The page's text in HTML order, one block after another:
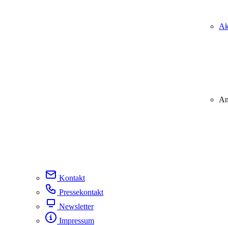
Kontakt
Pressekontakt
Newsletter
Impressum